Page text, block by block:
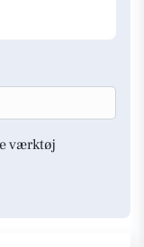
værktøj